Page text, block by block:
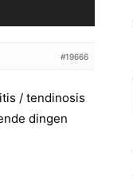
#19666
/ tendinosis
dingen